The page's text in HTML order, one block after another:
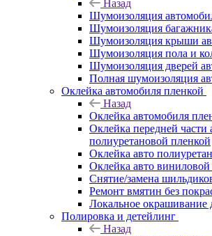
Назад
Шумоизоляция
Шумоизоляция
Шумоизоляция крыши
Шумоизоляция пола и
Шумоизоляция дверей
Полная шумоизоляция
Оклейка автомобиля пленкой
Назад
Оклейка автомобиля
Оклейка передней части
полиуретановой пленкой
Оклейка авто
Оклейка авто виниловой
Снятие/замена
Ремонт вмятин без
Локальное окрашивание
Полировка и детейлинг
Назад